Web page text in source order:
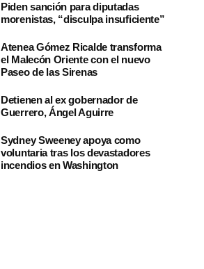
Piden sanción para diputadas
morenistas, “disculpa insuficiente”
Atenea Gómez Ricalde transforma
el Malecón Oriente con el nuevo
Paseo de las Sirenas
Detienen al ex gobernador de
Guerrero, Ángel Aguirre
Sydney Sweeney apoya como
voluntaria tras los devastadores
incendios en Washington